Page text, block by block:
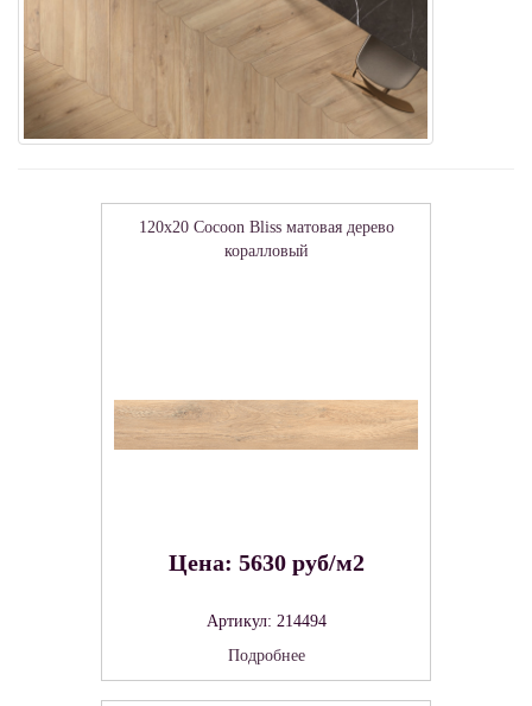
120x20 Cocoon Bliss матовая дерево
коралловый
Цена: 5630 руб/м2
Артикул: 214494
Подробнее